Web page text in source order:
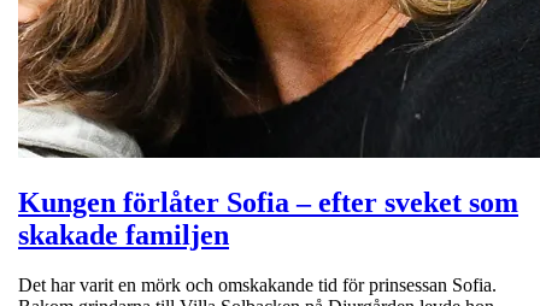
Kungen förlåter Sofia – efter sveket som
skakade familjen
Det har varit en mörk och omskakande tid för prinsessan Sofia.